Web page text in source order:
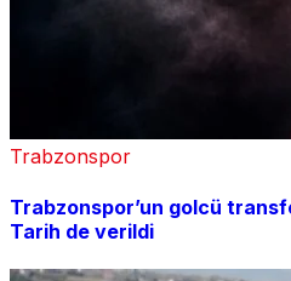
Trabzonspor
Trabzonspor’un golcü
Tarih de verildi